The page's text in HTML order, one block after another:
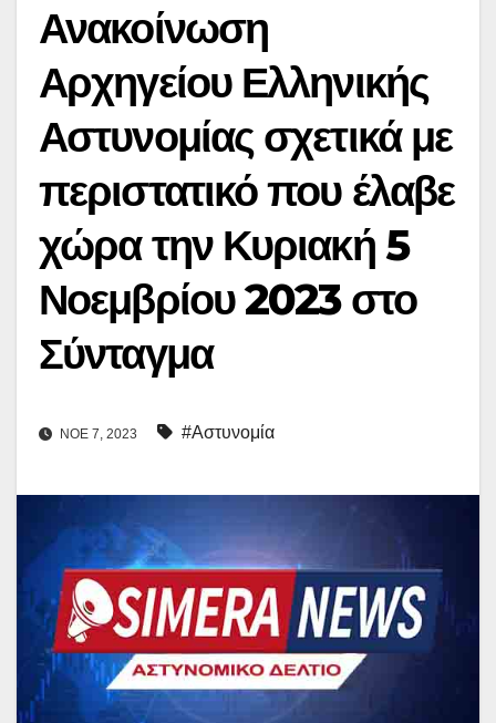
Ανακοίνωση
Αρχηγείου Ελληνικής
Αστυνομίας σχετικά με
περιστατικό που έλαβε
χώρα την Κυριακή 5
Νοεμβρίου 2023 στο
Σύνταγμα
ΝΟΈ 7, 2023 #Αστυνομία